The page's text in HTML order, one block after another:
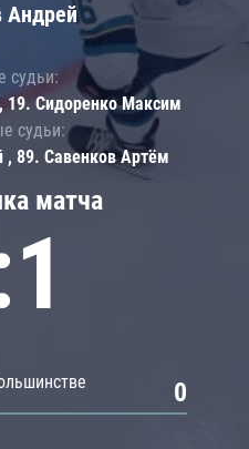
матча
0
Андрей
судьи:
19. Сидоренко Максим
судьи:
, 89. Савенков Артём